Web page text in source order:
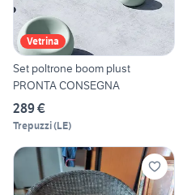
Vetrina
Set poltrone boom plust
PRONTA CONSEGNA
289 €
Trepuzzi(LE)